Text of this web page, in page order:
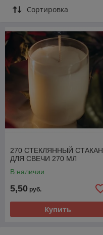
Сортировка
270 СТЕКЛЯННЫЙ СТАКАН
ДЛЯ СВЕЧИ 270 МЛ
В наличии
5,50 руб.
Купить